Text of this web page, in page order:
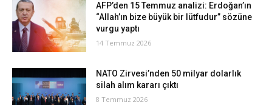
AFP’den 15 Temmuz analizi: Erdoğan’ın
“Allah’ın bize büyük bir lütfudur” sözüne
vurgu yaptı
14 Temmuz 2026
NATO Zirvesi’nden 50 milyar dolarlık
silah alım kararı çıktı
8 Temmuz 2026